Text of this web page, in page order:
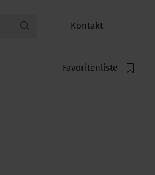
Kontakt
Favoritenliste